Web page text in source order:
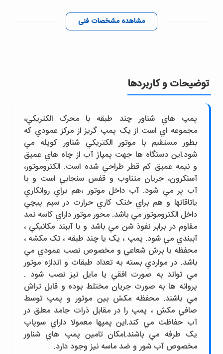
مشاهده مشخصات فنی
توضیحات و کاربردها
پمپ هاي شناور چند طبقه با محرک الکتريکي،
مجموعه اي است از يک پمپ گريز از مرکز عمودي که
بطور مستقيم با موتور الکتريکي شناور کوپله مي
شود.اين دستگاه ها جهت پمپاژ آب از چاه هاي عميق
و نيمه عميق کم قطر طراحي شده است. الکتروموتور،
آسنکرون، جريان متناوب و قفس سنجابي است و با
آب پر مي شود. آب داخل موتور ،هم براي روانکاري
ياتاقانها و هم براي خنک کاري حرارت در سيم پيچي
داخل الکتروموتور مي باشد. محور موتور داراي کاسه نمد
مقاوم در برابر نفوذ شن مي باشد و با آببند مکانيکي ،
آببندي مي شود. پمپ ، يک يا چند طبقه ، تک مکشه ،
محفظه با برش شعاعي و مخصوص نصب عمودي مي
باشد. در مواردي بسته به تعداد طبقات و اندازه موتور
مي تواند به صورت افقي يا مايل نيز نصب شود .
پروانه ها به صورت جريان مختلط بوده و قابل تراش
مي باشند. محفظه مکش بين موتور و پمپ توسط
صافي مکش ، پمپ را در مقابل ذرات جامد معلق در
آب حفاظت مي کند.اين پمپها معمولا داراي سوپاپ
يک طرفه مي باشند.امکان تامين پمپ هاي شناور
مخصوص آب شور و ضد ماسه نيز وجود دارد.